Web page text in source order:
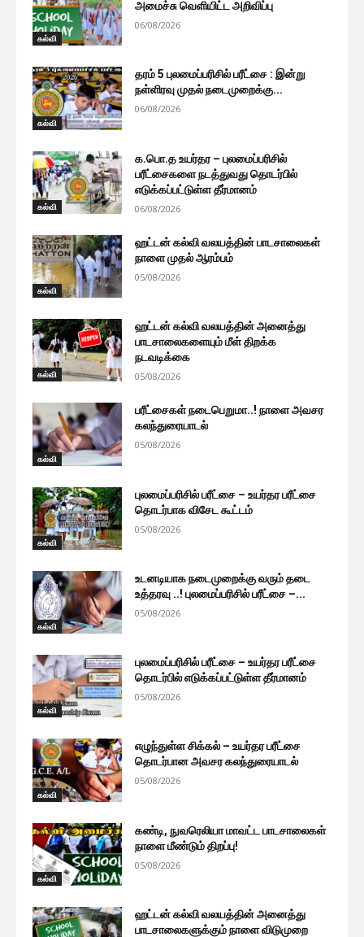
கல்வி
அமைச்சு வெளியிட்ட அறிவிப்பு
06/08/2026
கல்வி
தரம் 5 புலமைப்பரிசில் பரீட்சை : இன்று
நள்ளிரவு முதல் நடைமுறைக்கு...
06/08/2026
கல்வி
க.பொ.த உயர்தர – புலமைப்பரிசில்
பரீட்சைகளை நடத்துவது தொடர்பில்
எடுக்கப்பட்டுள்ள தீர்மானம்
06/08/2026
கல்வி
ஹட்டன் கல்வி வலயத்தின் பாடசாலைகள்
நாளை முதல் ஆரம்பம்
05/08/2026
கல்வி
ஹட்டன் கல்வி வலயத்தின் அனைத்து
பாடசாலைகளையும் மீள் திறக்க
நடவடிக்கை
05/08/2026
கல்வி
பரீட்சைகள் நடைபெறுமா..! நாளை அவசர
கலந்துரையாடல்
05/08/2026
கல்வி
புலமைப்பரிசில் பரீட்சை – உயர்தர பரீட்சை
தொடர்பாக விசேட கூட்டம்
05/08/2026
கல்வி
உடனடியாக நடைமுறைக்கு வரும் தடை
உத்தரவு ..! புலமைப்பரிசில் பரீட்சை –...
05/08/2026
கல்வி
புலமைப்பரிசில் பரீட்சை – உயர்தர பரீட்சை
தொடர்பில் எடுக்கப்பட்டுள்ள தீர்மானம்
05/08/2026
கல்வி
எழுந்துள்ள சிக்கல் – உயர்தர பரீட்சை
தொடர்பான அவசர கலந்துரையாடல்
05/08/2026
கல்வி
கண்டி, நுவரெலியா மாவட்ட பாடசாலைகள்
நாளை மீண்டும் திறப்பு!
05/08/2026
ஹட்டன் கல்வி வலயத்தின் அனைத்து
பாடசாலைகளுக்கும் நாளை விடுமுறை